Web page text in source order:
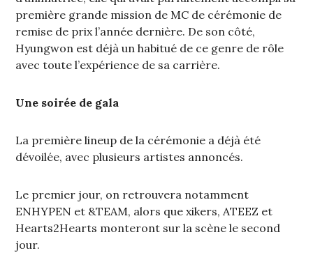
première grande mission de MC de cérémonie de
remise de prix l’année dernière. De son côté,
Hyungwon est déjà un habitué de ce genre de rôle
avec toute l’expérience de sa carrière.
Une soirée de gala
La première lineup de la cérémonie a déjà été
dévoilée, avec plusieurs artistes annoncés.
Le premier jour, on retrouvera notamment
ENHYPEN et &TEAM, alors que xikers, ATEEZ et
Hearts2Hearts monteront sur la scène le second
jour.